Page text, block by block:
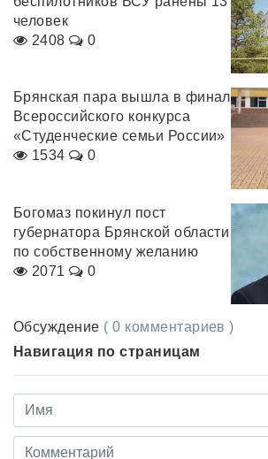
человек
2408
0
Брянская пара вышла в финал
Всероссийского конкурса
«Студенческие семьи России»
1534
0
Богомаз покинул пост
губернатора Брянской области
по собственному желанию
2071
0
Обсуждение ( 0 комментариев )
Навигация по страницам